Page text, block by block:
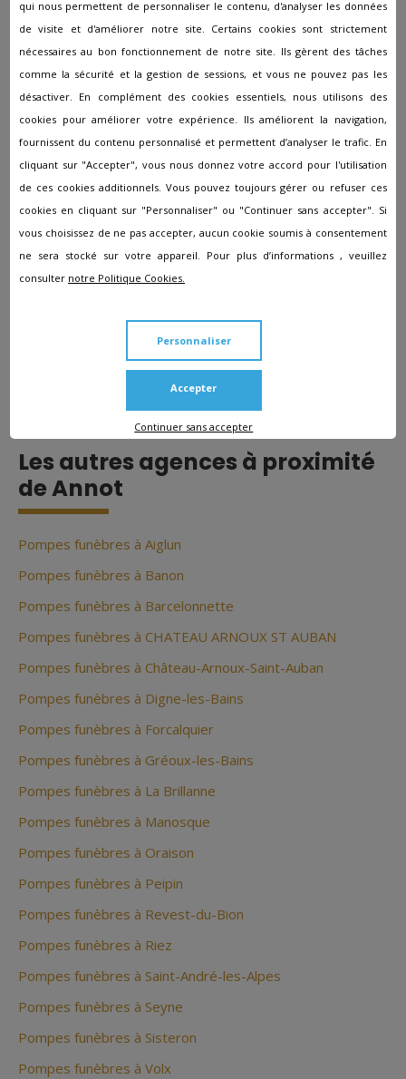
religieux, dirigé par le maître de cérémonie, les membres
de la famille ont la possibilité de témoigner, tenir des
discours, mettre de la musique… peu avant l’inhumation de
la personne défunte. S'il s'agit d’une crémation, le défunt
est incinéré et les cendres sont récoltées dans une urne.
Expérience et suivi
Le devoir des conseillers funéraires est d'apporter une
assistance aux familles en deuil et de les conseiller la
préparation des funérailles. Mais, au vu de leur expertise,
leurs missions sont régulièrement plus poussées. Objets
précis placés dans le cercueil, décorations florales… Les
toute pudeur à vos demandes les plus intimes. Dans le but
d’aider les familles dans leur deuil, les conseillers veilleront
à faire respecter l'ensemble des étapes conformément
Les autres agences à proximité
de Annot
Pompes funèbres à Aiglun
Pompes funèbres à Banon
Pompes funèbres à Barcelonnette
Pompes funèbres à CHATEAU ARNOUX ST AUBAN
Pompes funèbres à Château-Arnoux-Saint-Auban
Pompes funèbres à Digne-les-Bains
Pompes funèbres à Forcalquier
Pompes funèbres à Gréoux-les-Bains
Pompes funèbres à La Brillanne
Pompes funèbres à Manosque
Pompes funèbres à Oraison
Pompes funèbres à Peipin
Pompes funèbres à Revest-du-Bion
Pompes funèbres à Riez
Pompes funèbres à Saint-André-les-Alpes
Pompes funèbres à Seyne
Pompes funèbres à Sisteron
Pompes funèbres à Volx
qui nous permettent de personnaliser le contenu, d'analyser les données
de visite et d'améliorer notre site. Certains cookies sont strictement
nécessaires au bon fonctionnement de notre site. Ils gèrent des tâches
comme la sécurité et la gestion de sessions, et vous ne pouvez pas les
désactiver. En complément des cookies essentiels, nous utilisons des
cookies pour améliorer votre expérience. Ils améliorent la navigation,
fournissent du contenu personnalisé et permettent d’analyser le trafic. En
cliquant sur "Accepter", vous nous donnez votre accord pour l'utilisation
de ces cookies additionnels. Vous pouvez toujours gérer ou refuser ces
cookies en cliquant sur "Personnaliser" ou "Continuer sans accepter". Si
vous choisissez de ne pas accepter, aucun cookie soumis à consentement
ne sera stocké sur votre appareil. Pour plus d’informations , veuillez
consulter notre Politique Cookies.
Continuer sans accepter
Personnaliser
Accepter